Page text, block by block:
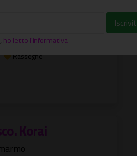
a cura di Pino Strabioli
Rassegne
Korai
, ho letto l'informativa